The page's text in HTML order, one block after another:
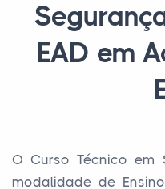
EAD em
O Curso Técnico em
modalidade de